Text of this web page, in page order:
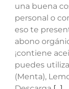
una buena
personal o
eso te
abono
¡contiene
puedes
(Menta),